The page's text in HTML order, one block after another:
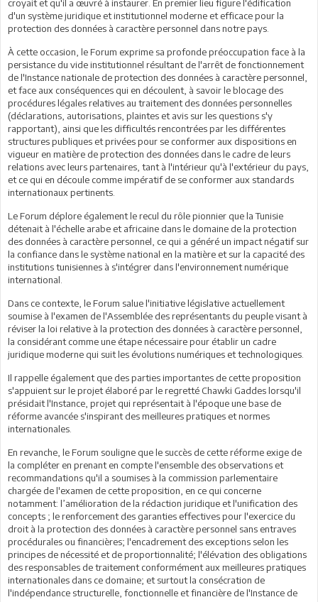
croyait et qu'il a œuvré à instaurer. En premier lieu figure l'édification
d'un système juridique et institutionnel moderne et efficace pour la
protection des données à caractère personnel dans notre pays.
À cette occasion, le Forum exprime sa profonde préoccupation face à la
persistance du vide institutionnel résultant de l'arrêt de fonctionnement
de l'Instance nationale de protection des données à caractère personnel,
et face aux conséquences qui en découlent, à savoir le blocage des
procédures légales relatives au traitement des données personnelles
(déclarations, autorisations, plaintes et avis sur les questions s'y
rapportant), ainsi que les difficultés rencontrées par les différentes
structures publiques et privées pour se conformer aux dispositions en
vigueur en matière de protection des données dans le cadre de leurs
relations avec leurs partenaires, tant à l'intérieur qu'à l'extérieur du pays,
et ce qui en découle comme impératif de se conformer aux standards
internationaux pertinents.
Le Forum déplore également le recul du rôle pionnier que la Tunisie
détenait à l'échelle arabe et africaine dans le domaine de la protection
des données à caractère personnel, ce qui a généré un impact négatif sur
la confiance dans le système national en la matière et sur la capacité des
institutions tunisiennes à s'intégrer dans l'environnement numérique
international.
Dans ce contexte, le Forum salue l'initiative législative actuellement
soumise à l'examen de l'Assemblée des représentants du peuple visant à
réviser la loi relative à la protection des données à caractère personnel,
la considérant comme une étape nécessaire pour établir un cadre
juridique moderne qui suit les évolutions numériques et technologiques.
Il rappelle également que des parties importantes de cette proposition
s'appuient sur le projet élaboré par le regretté Chawki Gaddes lorsqu'il
présidait l'Instance, projet qui représentait à l'époque une base de
réforme avancée s'inspirant des meilleures pratiques et normes
internationales.
En revanche, le Forum souligne que le succès de cette réforme exige de
la compléter en prenant en compte l'ensemble des observations et
recommandations qu'il a soumises à la commission parlementaire
chargée de l'examen de cette proposition, en ce qui concerne
notamment: l’amélioration de la rédaction juridique et l'unification des
concepts ; le renforcement des garanties effectives pour l'exercice du
droit à la protection des données à caractère personnel sans entraves
procédurales ou financières; l'encadrement des exceptions selon les
principes de nécessité et de proportionnalité; l'élévation des obligations
des responsables de traitement conformément aux meilleures pratiques
internationales dans ce domaine; et surtout la consécration de
l'indépendance structurelle, fonctionnelle et financière de l'Instance de